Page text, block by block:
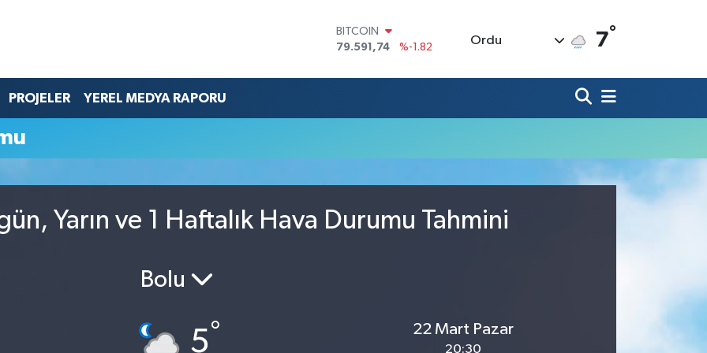
BITCOIN
79.591,74
%-1.82
45,43620
%0.02
BİST100
Ordu 7°
PROJELER YEREL MEDYA RAPORU
Yarın ve 1 Haftalık Hava Durumu Tahmini
Bolu
5° 22 Mart Pazar
20:30